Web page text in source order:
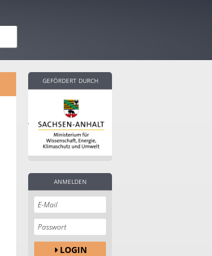
GEFÖRDERT DURCH
ANMELDEN
LOGIN